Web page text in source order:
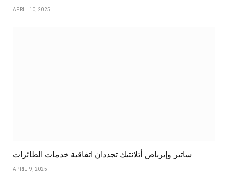
APRIL 10, 2025
ساتير وإيرباص أتلانتيك تجددان اتفاقية خدمات الطائرات
APRIL 9, 2025